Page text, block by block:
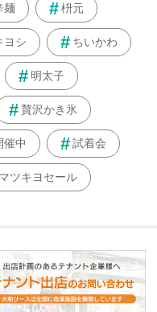
麺 枡元
ヨシ ちいかわ
明太子
贅沢かき氷
催中 試着会
マツキヨセール